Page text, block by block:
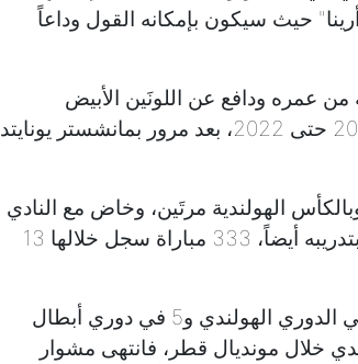
"أرينا" حيث سيكون بإمكانه القول وداعاً
من عمره ودافع عن اللونَين الأبيض
والأحمر للفريق الأول من 2008 حتى 2014 ثم من 2018 حتى 2022، بعد مرور بمانشستر يونايتد
أياكس بلقب الدوري الهولندي 7 مرات وبالكأس الهولندية مرتَين، وخاض مع النادي
الذي دافع والده عن ألوانه من 1986 حتى 1999 وقام بتدريبه أيضاً، 333 مباراة سجل خلالها 13
ولعب بليند (97 مباراة دولية) هذا الموسم 13 مباراة في الدوري الهولندي و5 في دوري أبطال
خلال مونديال قطر، فانتهى مشوار